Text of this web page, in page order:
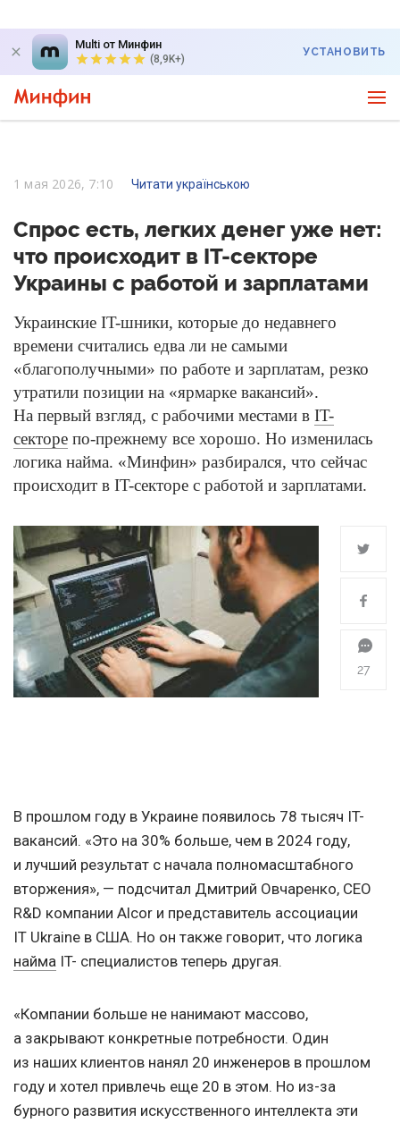
Multi от Минфин
(8,9K+)
УСТАНОВИТЬ
1 мая 2026, 7:10 Читати українською
Спрос есть, легких денег уже нет:
что происходит в IT-секторе
Украины с работой и зарплатами
Украинские IT-шники, которые до недавнего
времени считались едва ли не самыми
«благополучными» по работе и зарплатам, резко
утратили позиции на «ярмарке вакансий».
На первый взгляд, с рабочими местами в IT-
секторе по-прежнему все хорошо. Но изменилась
логика найма. «Минфин» разбирался, что сейчас
происходит в IT-секторе с работой и зарплатами.
27
В прошлом году в Украине появилось 78 тысяч IT-
вакансий. «Это на 30% больше, чем в 2024 году,
и лучший результат с начала полномасштабного
вторжения», — подсчитал Дмитрий Овчаренко, CEO
R&D компании Alcor и представитель ассоциации
IT Ukraine в США. Но он также говорит, что логика
найма IT- специалистов теперь другая.
«Компании больше не нанимают массово,
а закрывают конкретные потребности. Один
из наших клиентов нанял 20 инженеров в прошлом
году и хотел привлечь еще 20 в этом. Но из-за
бурного развития искусственного интеллекта эти